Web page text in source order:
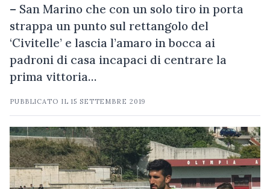
– San Marino che con un solo tiro in porta
strappa un punto sul rettangolo del
‘Civitelle’ e lascia l’amaro in bocca ai
padroni di casa incapaci di centrare la
prima vittoria…
PUBBLICATO IL15 SETTEMBRE 2019